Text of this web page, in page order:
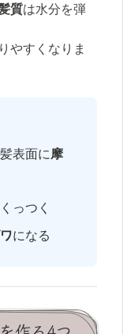
質は水分を弾
やすくなりま
表面に摩
っつく
になる